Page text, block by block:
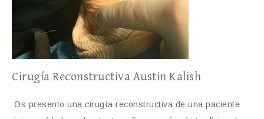
Cirugía Reconstructiva Austin Kalish
Os presento una cirugía reconstructiva de una paciente